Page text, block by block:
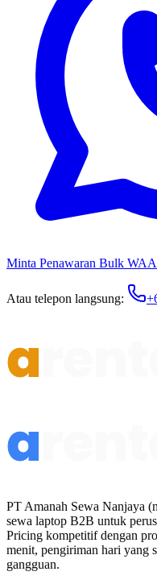
Minta Penawaran Bulk WA
Atau telepon langsung:
PT Amanah Sewa Nanjaya
sewa laptop B2B untuk
Pricing kompetitif dengan
menit, pengiriman hari yang
gangguan.